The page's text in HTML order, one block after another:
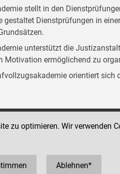
stellt in den
gestaltet Dienstprüfungen in
unterstützt die
Motivation ermöglichend zu
orientiert sich
Social Media Kanäle
zu optimieren. Wir
Ablehnen*